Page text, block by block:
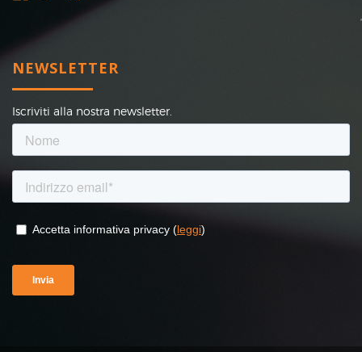
NEWSLETTER
Iscriviti alla nostra newsletter.